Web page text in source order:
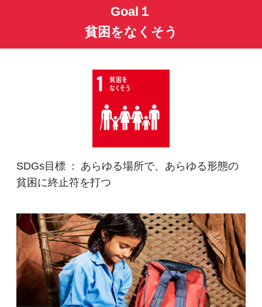
Goal１
貧困をなくそう
SDGs目標 ： あらゆる場所で、あらゆる形態の
貧困に終止符を打つ